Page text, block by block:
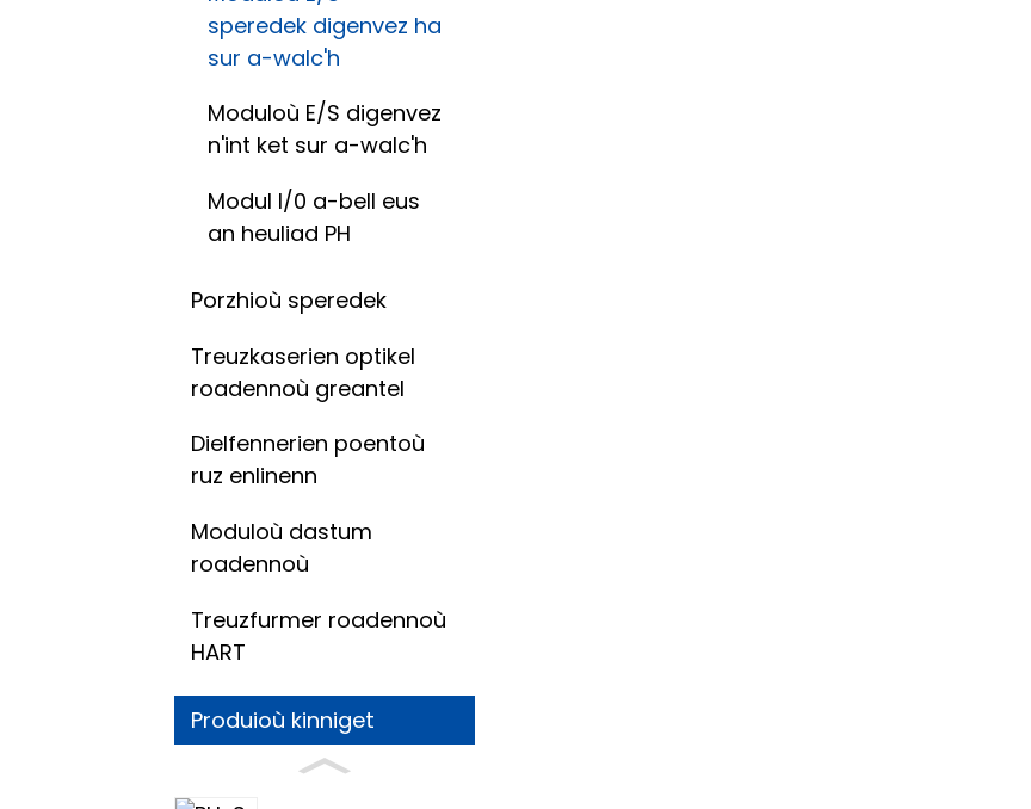
speredek digenvez ha
sur a-walc'h
Moduloù E/S digenvez
n'int ket sur a-walc'h
Modul I/0 a-bell eus
an heuliad PH
Porzhioù speredek
Treuzkaserien optikel
roadennoù greantel
Dielfennerien poentoù
ruz enlinenn
Moduloù dastum
roadennoù
Treuzfurmer roadennoù
HART
Produioù kinniget